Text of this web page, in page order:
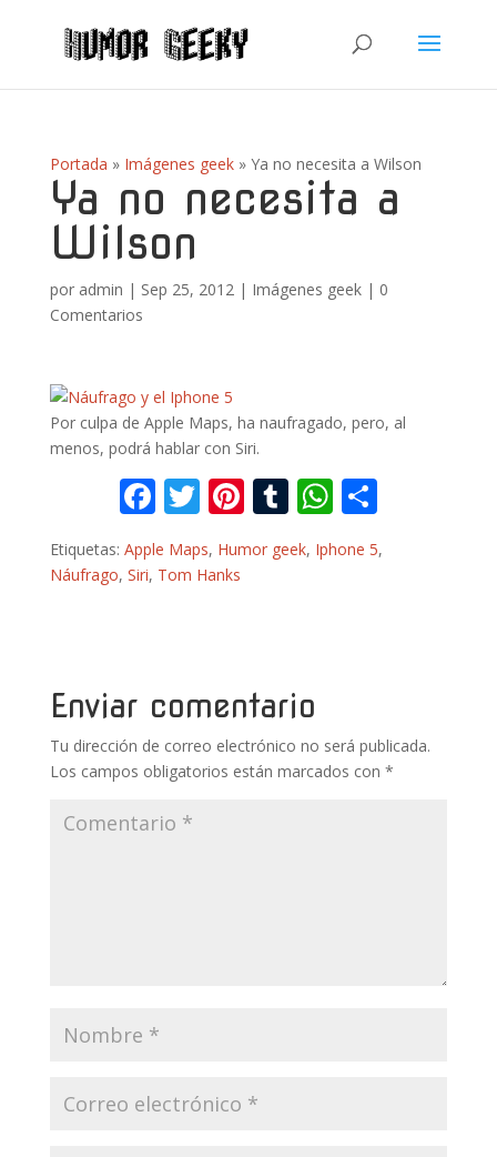
Portada » Imágenes geek» Ya no necesita a Wilson
Ya no necesita a
Wilson
por admin | Sep 25, 2012| Imágenes geek| 0
Comentarios
Por culpa de Apple Maps, ha naufragado, pero, al
menos, podrá hablar con Siri.
F
ac
e
k
T
w
itt
Pi
er
T
u
m
W
at m
Etiquetas: Apple Maps, Humor geek, Iphone 5,
Náufrago, Siri, Tom Hanks
Enviar comentario
Tu dirección de correo electrónico no será publicada.
Los campos obligatorios están marcados con *